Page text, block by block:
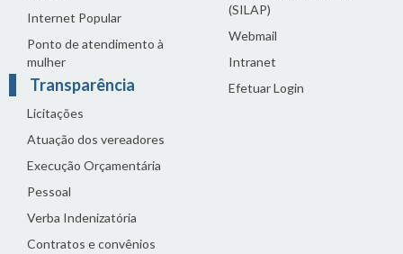
Internet Popular
Ponto de atendimento à
mulher
Transparência
Licitações
Atuação dos vereadores
Execução Orçamentária
Pessoal
Verba Indenizatória
Contratos e convênios
(SILAP)
Webmail
Intranet
Efetuar Login